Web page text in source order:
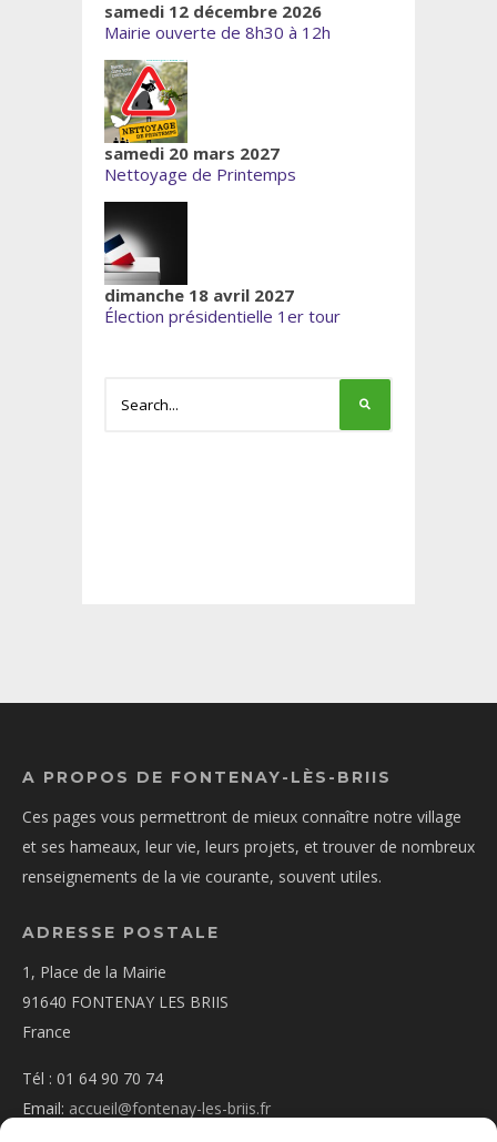
samedi 12 décembre 2026
Mairie ouverte de 8h30 à 12h
samedi 20 mars 2027
Nettoyage de Printemps
dimanche 18 avril 2027
Élection présidentielle 1er tour
A PROPOS DE FONTENAY-LÈS-BRIIS
Ces pages vous permettront de mieux connaître notre village
et ses hameaux, leur vie, leurs projets, et trouver de nombreux
renseignements de la vie courante, souvent utiles.
ADRESSE POSTALE
1, Place de la Mairie
91640 FONTENAY LES BRIIS
France
Tél : 01 64 90 70 74
Email: accueil@fontenay-les-briis.fr